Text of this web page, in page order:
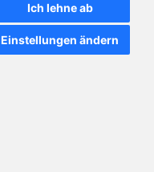
Ich lehne ab
Einstellungen ändern